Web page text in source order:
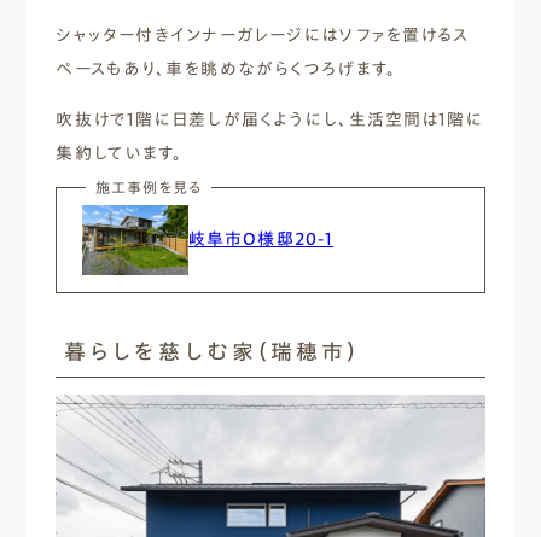
シャッター付きインナーガレージにはソファを置けるス
ペースもあり、車を眺めながらくつろげます。
吹抜けで1階に日差しが届くようにし、生活空間は1階に
集約しています。
施工事例を見る
岐阜市O様邸20-1
暮らしを慈しむ家（瑞穂市）